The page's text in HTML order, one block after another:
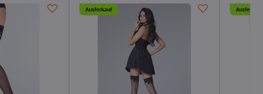
Ausferkauf Ausferkauf